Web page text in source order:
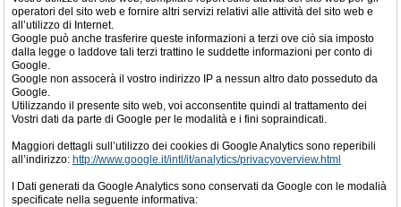
operatori del sito web e fornire altri servizi relativi alle attività del sito web e
all’utilizzo di Internet.
Google può anche trasferire queste informazioni a terzi ove ciò sia imposto
dalla legge o laddove tali terzi trattino le suddette informazioni per conto di
Google.
Google non assocerà il vostro indirizzo IP a nessun altro dato posseduto da
Google.
Utilizzando il presente sito web, voi acconsentite quindi al trattamento dei
Vostri dati da parte di Google per le modalità e i fini sopraindicati.
Maggiori dettagli sull’utilizzo dei cookies di Google Analytics sono reperibili
all’indirizzo: http://www.google.it/intl/it/analytics/privacyoverview.html
I Dati generati da Google Analytics sono conservati da Google con le modalià
specificate nella seguente informativa: